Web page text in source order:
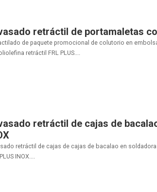
retráctil de portamaletas
de paquete promocional de colutorio en
retráctil FRL PLUS....
retráctil de cajas de
retráctil de cajas de cajas de bacalao en
INOX....